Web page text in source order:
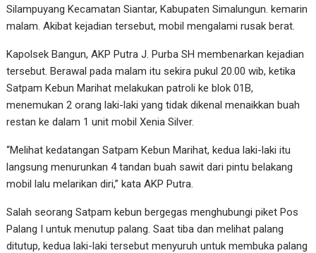
Silampuyang Kecamatan Siantar, Kabupaten Simalungun. kemarin
malam. Akibat kejadian tersebut, mobil mengalami rusak berat.
Kapolsek Bangun, AKP Putra J. Purba SH membenarkan kejadian
tersebut. Berawal pada malam itu sekira pukul 20.00 wib, ketika
Satpam Kebun Marihat melakukan patroli ke blok 01B,
menemukan 2 orang laki-laki yang tidak dikenal menaikkan buah
restan ke dalam 1 unit mobil Xenia Silver.
“Melihat kedatangan Satpam Kebun Marihat, kedua laki-laki itu
langsung menurunkan 4 tandan buah sawit dari pintu belakang
mobil lalu melarikan diri,” kata AKP Putra.
Salah seorang Satpam kebun bergegas menghubungi piket Pos
Palang I untuk menutup palang. Saat tiba dan melihat palang
ditutup, kedua laki-laki tersebut menyuruh untuk membuka palang